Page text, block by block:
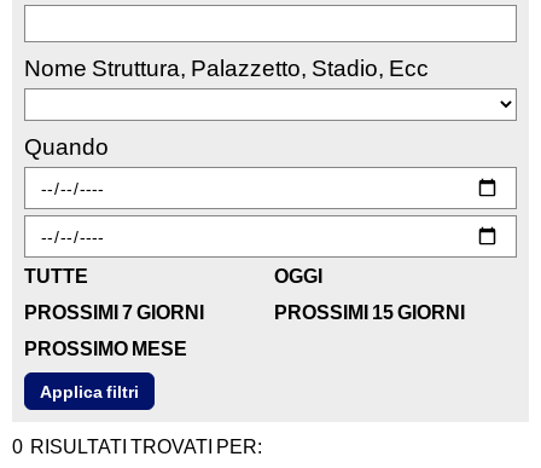
0 RISULTATI TROVATI PER:
Nome Struttura, Palazzetto, Stadio, Ecc
Quando
TUTTE
OGGI
PROSSIMI 7 GIORNI
PROSSIMI 15 GIORNI
PROSSIMO MESE